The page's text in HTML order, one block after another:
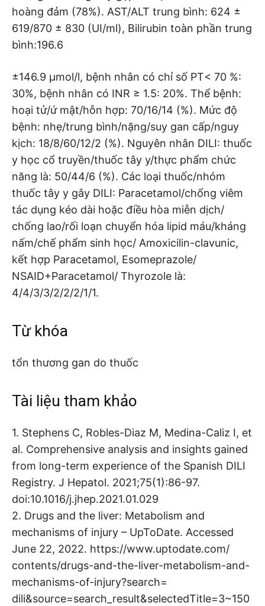
hoàng đảm (78%). AST/ALT trung bình: 624 ±
619/870 ± 830 (UI/ml), Bilirubin toàn phần trung
bình:196.6
±146.9 µmol/l, bệnh nhân có chỉ số PT< 70 %:
30%, bệnh nhân có INR ≥ 1.5: 20%. Thể bệnh:
hoại tử/ứ mật/hỗn hợp: 70/16/14 (%). Mức độ
bệnh: nhẹ/trung bình/nặng/suy gan cấp/nguy
kịch: 18/8/60/12/2 (%). Nguyên nhân DILI: thuốc
y học cổ truyền/thuốc tây y/thực phẩm chức
năng là: 50/44/6 (%). Các loại thuốc/nhóm
thuốc tây y gây DILI: Paracetamol/chống viêm
tác dụng kéo dài hoặc điều hòa miễn dịch/
chống lao/rối loạn chuyển hóa lipid máu/kháng
nấm/chế phẩm sinh học/ Amoxicilin-clavunic,
kết hợp Paracetamol, Esomeprazole/
NSAID+Paracetamol/ Thyrozole là:
4/4/3/3/2/2/2/1/1.
Từ khóa
tổn thương gan do thuốc
Tài liệu tham khảo
1. Stephens C, Robles-Diaz M, Medina-Caliz I, et
al. Comprehensive analysis and insights gained
from long-term experience of the Spanish DILI
Registry. J Hepatol. 2021;75(1):86-97.
doi:10.1016/j.jhep.2021.01.029
2. Drugs and the liver: Metabolism and
mechanisms of injury – UpToDate. Accessed
June 22, 2022. https://www.uptodate.com/
contents/drugs-and-the-liver-metabolism-and-
mechanisms-of-injury?search=
dili&source=search_result&selectedTitle=3~150